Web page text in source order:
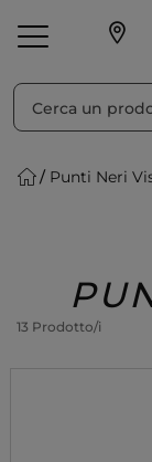
Make-up
Punti Neri
13 Prodotto/i
Ordina